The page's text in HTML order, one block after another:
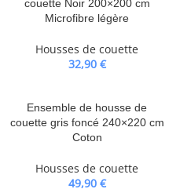
couette Noir 200×200 cm
Microfibre légère
Housses de couette
32,90 €
Ensemble de housse de
couette gris foncé 240×220 cm
Coton
Housses de couette
49,90 €